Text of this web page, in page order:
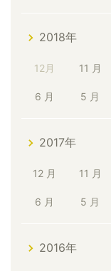
2018年
12月 11 月
6 月 5 月
2017年
12 月 11 月
6 月 5 月
2016年